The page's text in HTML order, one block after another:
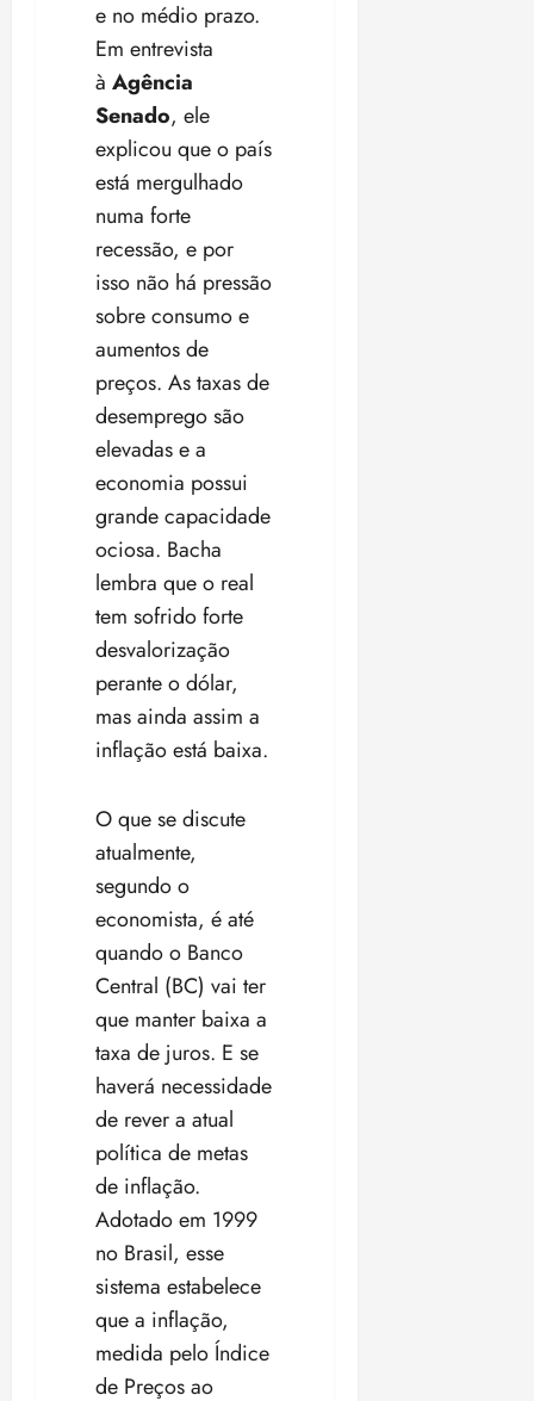
e no médio prazo.
Em entrevista
à Agência
Senado, ele
explicou que o país
está mergulhado
numa forte
recessão, e por
isso não há pressão
sobre consumo e
aumentos de
preços. As taxas de
desemprego são
elevadas e a
economia possui
grande capacidade
ociosa. Bacha
lembra que o real
tem sofrido forte
desvalorização
perante o dólar,
mas ainda assim a
inflação está baixa.
O que se discute
atualmente,
segundo o
economista, é até
quando o Banco
Central (BC) vai ter
que manter baixa a
taxa de juros. E se
haverá necessidade
de rever a atual
política de metas
de inflação.
Adotado em 1999
no Brasil, esse
sistema estabelece
que a inflação,
medida pelo Índice
de Preços ao